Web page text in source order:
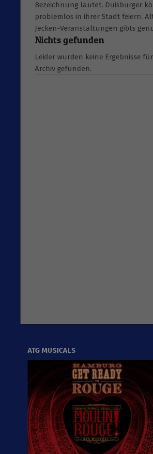
Bezeichnung lautet. Duisburger
problemlos in ihrer Stadt feiern.
Jecken-Veranstaltungen gibts
Nichts gefunden
Leider wurden keine Ergebnisse
Archiv gefunden.
ATG MUSICALS